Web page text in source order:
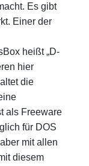
Es gibt
Einer der
heißt „D-
hier
die
als Freeware
für DOS
mit allen
diesem